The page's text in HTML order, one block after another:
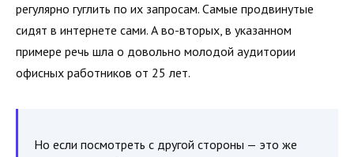
регулярно гуглить по их запросам. Самые продвинутые
сидят в интернете сами. А во-вторых, в указанном
примере речь шла о довольно молодой аудитории
офисных работников от 25 лет.
Но если посмотреть с другой стороны — это же